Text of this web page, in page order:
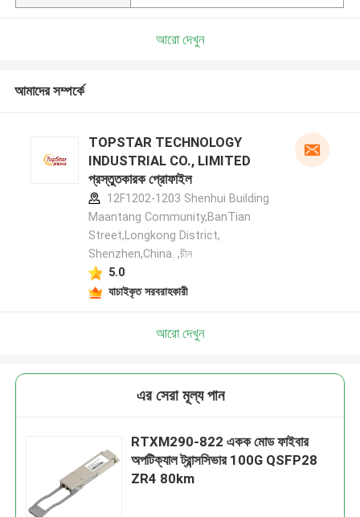
আরো দেখুন
আমাদের সম্পর্কে
TOPSTAR TECHNOLOGY
INDUSTRIAL CO., LIMITED
প্রস্তুতকারক প্রোফাইল
12F1202-1203 Shenhui Building
Maantang Community,BanTian
Street,Longkong District,
Shenzhen,China. ,চীন
5.0
যাচাইকৃত সরবরাহকারী
আরো দেখুন
এর সেরা মূল্য পান
RTXM290-822 একক মোড ফাইবার
অপটিক্যাল ট্রান্সসিভার 100G QSFP28
ZR4 80km